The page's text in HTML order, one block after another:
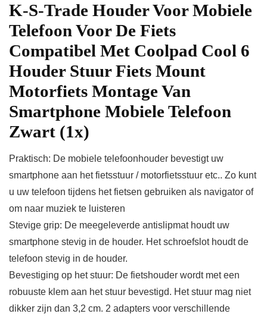
K-S-Trade Houder Voor Mobiele
Telefoon Voor De Fiets
Compatibel Met Coolpad Cool 6
Houder Stuur Fiets Mount
Motorfiets Montage Van
Smartphone Mobiele Telefoon
Zwart (1x)
Praktisch: De mobiele telefoonhouder bevestigt uw
smartphone aan het fietsstuur / motorfietsstuur etc.. Zo kunt
u uw telefoon tijdens het fietsen gebruiken als navigator of
om naar muziek te luisteren
Stevige grip: De meegeleverde antislipmat houdt uw
smartphone stevig in de houder. Het schroefslot houdt de
telefoon stevig in de houder.
Bevestiging op het stuur: De fietshouder wordt met een
robuuste klem aan het stuur bevestigd. Het stuur mag niet
dikker zijn dan 3,2 cm. 2 adapters voor verschillende